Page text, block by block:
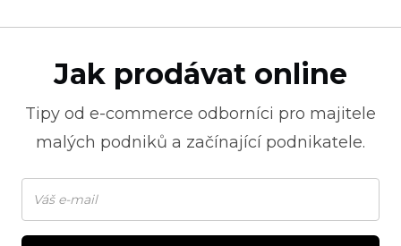
Jak prodávat online
Tipy od e-commerce odborníci pro majitele
malých podniků a začínající podnikatele.